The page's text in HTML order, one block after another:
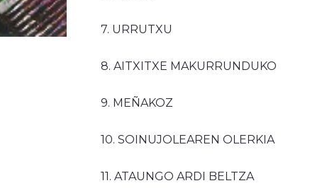
7. URRUTXU
8. AITXITXE MAKURRUNDUKO
9. MEÑAKOZ
10. SOINUJOLEAREN OLERKIA
11. ATAUNGO ARDI BELTZA